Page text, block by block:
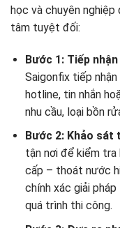
học và chuyên nghiệp
tâm tuyệt đối:
Bước 1: Tiếp
Saigonfix tiếp
hotline, tin nhắn
nhu cầu, loại bồn
Bước 2: Khảo
tận nơi để kiểm
cấp – thoát nước
chính xác giải
quá trình thi công.